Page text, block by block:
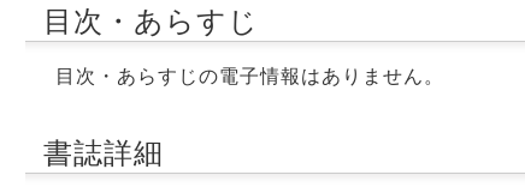
目次・あらすじ
目次・あらすじの電子情報はありません。
書誌詳細